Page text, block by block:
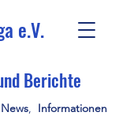
e.V.
Berichte
News, Informationen